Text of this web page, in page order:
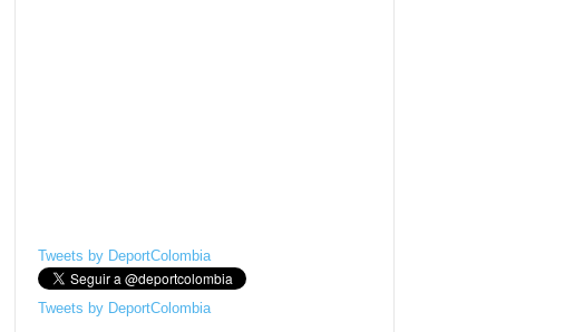
Tweets by DeportColombia
Tweets by DeportColombia